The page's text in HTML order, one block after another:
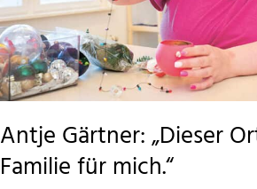
Behinderung
wertvolle
Momente
schenkt
Antje Gärtner: „Dieser
Familie für mich.“